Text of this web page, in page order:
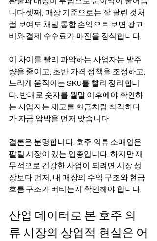
니다.셋째, 매장 기준으로는 잘 팔린 것처
럼 보여도 채널 통합 손익으로 보면 광고
비와 결제 수수료가 마진을 잠식합니다.
이 차이를 빨리 파악하는 사업자는 발주
량을 줄이고, 초반 가격 정책을 조정하고,
느리게 움직이는 SKU를 빨리 정리합니
다. 반대로 숫자를 월말 이후에야 확인하
는 사업자는 재고를 현금처럼 착각하다
가 자금 압박을 먼저 맞습니다.
결론은 분명합니다. 호주 의류 소매업은
팔릴 시장이 있는 업종입니다. 하지만 재
무적으로 건강한 사업이 되려면 시장 성
장보다 먼저, 내 매장의 수익 구조와 현금
흐름 구조가 버티는지 확인해야 합니다.
산업 데이터로 본 호주 의
류 시장의 상업적 현실은 어